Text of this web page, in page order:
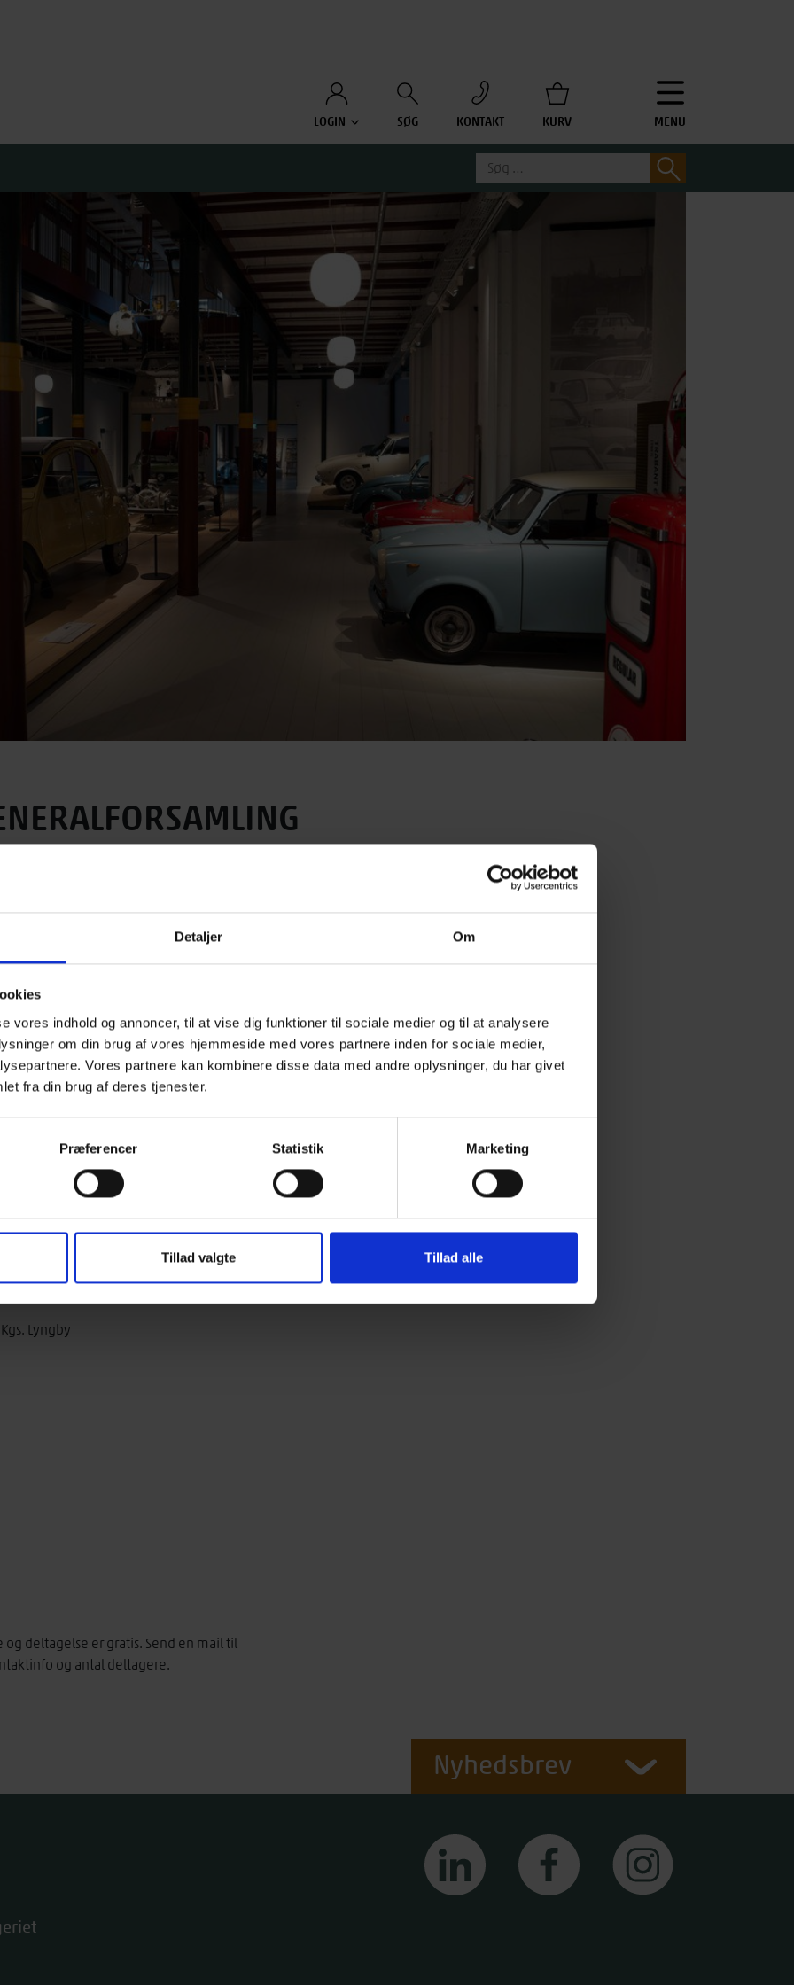
Detaljer Om
vores indhold og annoncer, til at vise dig funktioner til sociale medier og til at analysere
om din brug af vores hjemmeside med vores partnere inden for sociale medier,
Vores partnere kan kombinere disse data med andre oplysninger, du har givet
fra din brug af deres tjenester.
Præferencer Statistik Marketing
Tillad valgte Tillad alle
LOGIN SØG KONTAKT KURV MENU
Søg
efter:
april 2024
til årets generalforsamling, som afholdes
på
udstillingen hos Classic Car House. Bilmuseets
autoværksted, som det så ud i 1936. Tag også en
op imod 200 private klassiske biler.
Lyngby
deltagelse er gratis. Send en mail til
og antal deltagere.
Nyhedsbrev
linkedin facebook